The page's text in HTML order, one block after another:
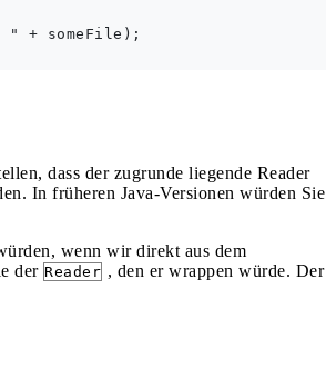
" + someFile);
dass der zugrunde liegende Reader
In früheren Java-Versionen würden Sie
wenn wir direkt aus dem
der Reader , den er wrappen würde. Der